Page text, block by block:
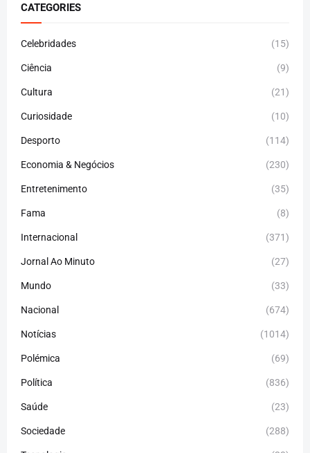
CATEGORIES
Celebridades (15)
Ciência (9)
Cultura (21)
Curiosidade (10)
Desporto (114)
Economia & Negócios (230)
Entretenimento (35)
Fama (8)
Internacional (371)
Jornal Ao Minuto (27)
Mundo (33)
Nacional (674)
Notícias (1014)
Polémica (69)
Política (836)
Saúde (23)
Sociedade (288)